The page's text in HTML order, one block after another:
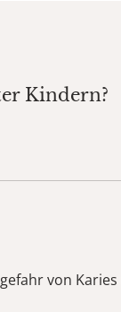
Kindern?
von